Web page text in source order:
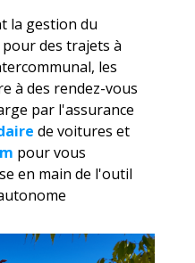
la gestion du
pour des trajets à
les
à des rendez-vous
par l'assurance
de voitures et
pour vous
en main de l'outil